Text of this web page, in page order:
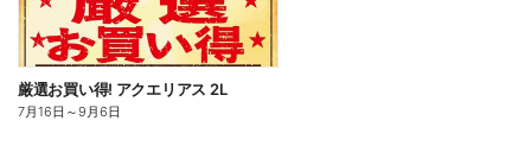
厳選お買い得! アクエリアス 2L
7月16日 ～9月6日